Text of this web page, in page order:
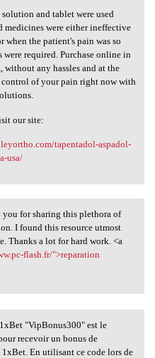
solution and
and tablet were used
medicines were either ineffective
when the patient's pain was so
required. Purchase online in
without any hassles and at the
control of your pain right now with
our site:
tapentadol-aspadol-
usa/
you for
for sharing this plethora of
I found this resource utmost
Thanks a lot for hard work. <a
flash.fr/">reparation
1xBet
"VipBonus300" est le
recevoir un bonus de
En utilisant ce code lors de